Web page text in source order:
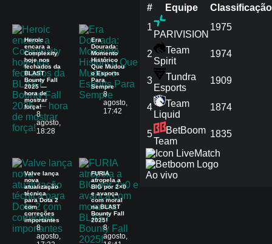
Heroic
encara a
Complexity
hoje nos
fechados da
BLAST
Bounty Fall
2025 —
hora de
mostrar
força!
8
agosto,
18:28
Era
Dourada:
Momento
Histórico
Que Mudou
o Esports
Para
Sempre
8
agosto,
17:42
Valve lança
nova
atualização
técnica
para Dota 2
com
correções
importantes
8
agosto,
FURIA
atropela a
BIG por 2×0
e avança
com moral
na BLAST
Bounty Fall
2025!
8
agosto,
#
Equipe
Сlassificação
1
PARIVISION
1975
2
Team
Spirit
1974
3
Tundra
Esports
1909
4
Team
Liquid
1874
5
BetBoom
Team
1835
Match
Ao vivo